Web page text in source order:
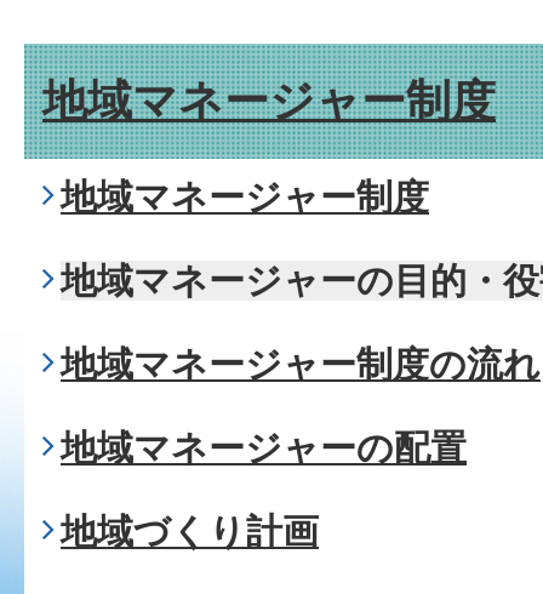
地域マネージャー制度
地域マネージャー制度
地域マネージャーの目的・
地域マネージャー制度の流れ
地域マネージャーの配置
地域づくり計画